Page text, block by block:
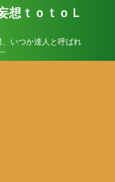
想ｔｏｔｏＬ
いつか達人と呼ばれ